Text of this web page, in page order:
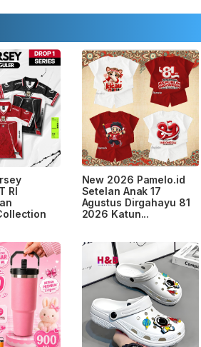
RI
New 2026 Pamelo.id
Setelan Anak 17
Agustus Dirgahayu 81
2026 Katun...